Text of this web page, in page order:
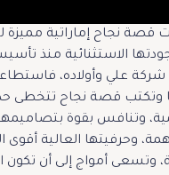
قصة نجاح إماراتية مميزة
الاستثنائية منذ
يد شركة علي وأولاده،
قصة نجاح تتخطى
وتنافس بقوة بتصاميمها
وحرفيتها العالية أقوى
وتسعى أمواج إلى أن تكون